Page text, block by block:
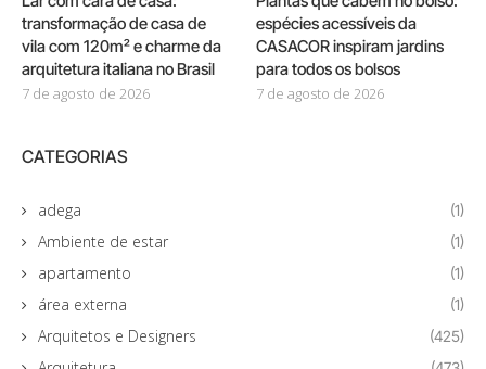
transformação de casa de
vila com 120m² e charme da
arquitetura italiana no Brasil
7 de agosto de 2026
espécies acessíveis da
CASACOR inspiram jardins
para todos os bolsos
7 de agosto de 2026
CATEGORIAS
adega (1)
Ambiente de estar (1)
apartamento (1)
área externa (1)
Arquitetos e Designers (425)